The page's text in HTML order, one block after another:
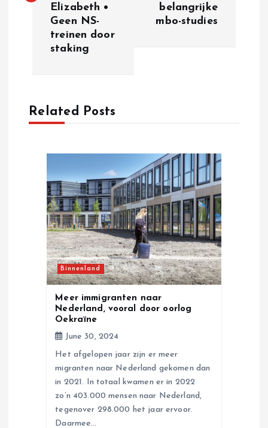
v
Elizabeth •
Geen NS-
treinen door
staking
belangrijke
mbo-studies
Related Posts
Binnenland
Meer immigranten naar
Nederland, vooral door oorlog
Oekraïne
June 30, 2024
Het afgelopen jaar zijn er meer
migranten naar Nederland gekomen dan
in 2021. In totaal kwamen er in 2022
zo’n 403.000 mensen naar Nederland,
tegenover 298.000 het jaar ervoor.
Daarmee…